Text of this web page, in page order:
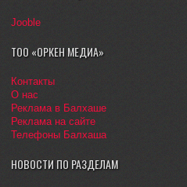
Jooble
ТОО «ОРКЕН МЕДИА»
Контакты
О нас
Реклама в Балхаше
Реклама на сайте
Телефоны Балхаша
НОВОСТИ ПО РАЗДЕЛАМ